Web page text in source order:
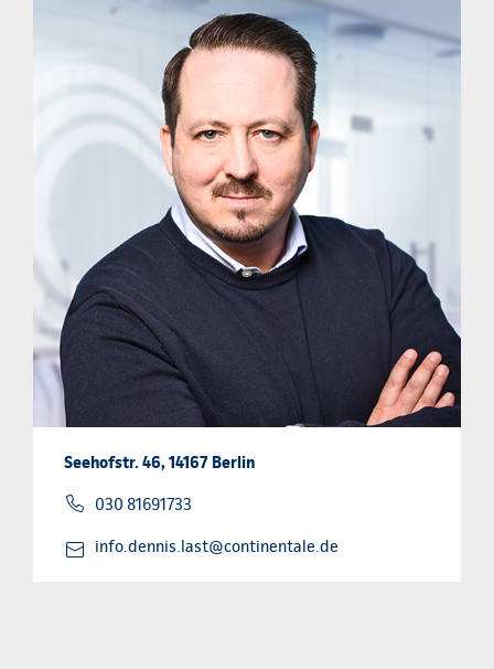
Seehofstr. 46, 14167 Berlin
030 81691733
info.dennis.last@continentale.de